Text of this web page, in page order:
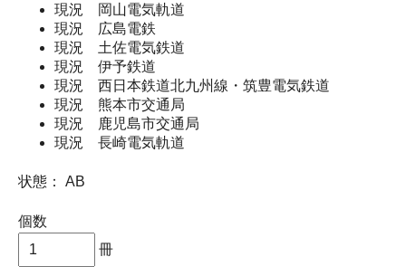
現況 岡山電気軌道
現況 広島電鉄
現況 土佐電気鉄道
現況 伊予鉄道
現況 西日本鉄道北九州線・筑豊電気鉄道
現況 熊本市交通局
現況 鹿児島市交通局
現況 長崎電気軌道
状態： AB
個数
冊